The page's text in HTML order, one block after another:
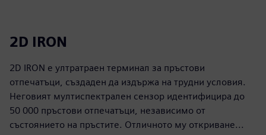
2D IRON
2D IRON е ултратраен терминал за пръстови
отпечатъци, създаден да издържа на трудни условия.
Неговият мултиспектрален сензор идентифицира до
50 000 пръстови отпечатъци, независимо от
състоянието на пръстите. Отличното му откриване...